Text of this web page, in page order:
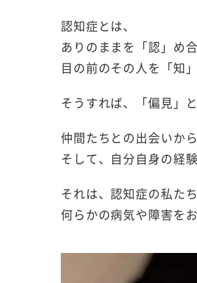
認知症とは、
ありのままを「認」め
目の前のその人を「知」
そうすれば、「偏見」
仲間たちとの出会いから
そして、自分自身の経
それは、認知症の私た
何らかの病気や障害を